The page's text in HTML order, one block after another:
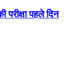
परीक्षा पहले दिन